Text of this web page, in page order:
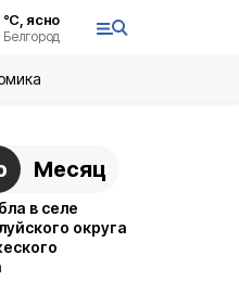
°С, ясно
Белгород
Месяц
в селе
округа